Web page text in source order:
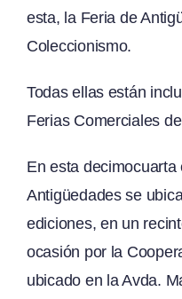
esta, la Feria de
Coleccionismo.
Todas ellas están
Ferias Comerciales
En esta
Antigüedades se
ediciones, en un
ocasión por la
ubicado en la Avda.